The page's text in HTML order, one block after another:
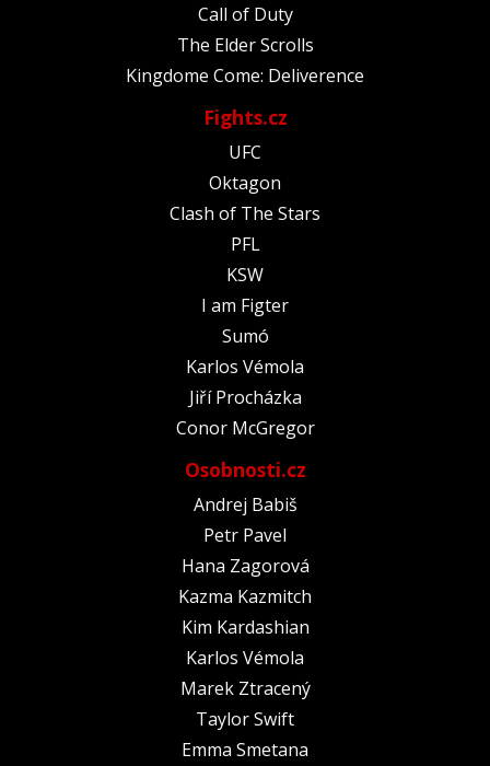
Call of Duty
The Elder Scrolls
Kingdome Come: Deliverence
Fights.cz
UFC
Oktagon
Clash of The Stars
PFL
KSW
I am Figter
Sumó
Karlos Vémola
Jiří Procházka
Conor McGregor
Osobnosti.cz
Andrej Babiš
Petr Pavel
Hana Zagorová
Kazma Kazmitch
Kim Kardashian
Karlos Vémola
Marek Ztracený
Taylor Swift
Emma Smetana